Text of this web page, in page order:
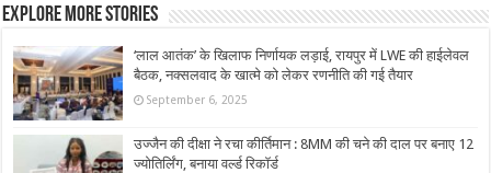
Explore More Stories
‘लाल आतंक’ के खिलाफ निर्णायक लड़ाई, रायपुर में LWE की हाईलेवल
बैठक, नक्सलवाद के खात्मे को लेकर रणनीति की गई तैयार
September 6, 2025
उज्जैन की दीक्षा ने रचा कीर्तिमान : 8MM की चने की दाल पर बनाए 12
ज्योतिर्लिंग, बनाया वर्ल्ड रिकॉर्ड